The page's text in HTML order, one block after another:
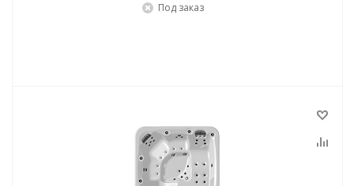
Под заказ